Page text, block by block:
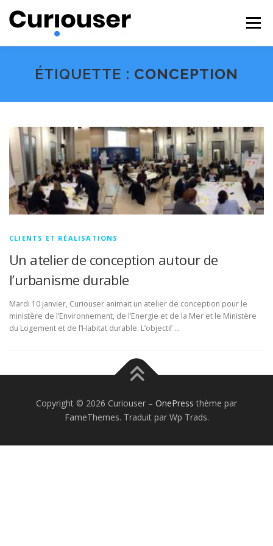
contenu
Menu
NOS EXPERTISES FORMATIONS CURIOUSER
ÉTIQUETTE : CONCEPTION
CLIENTS ET RÉALISATIONS
Un atelier de conception autour de
l’urbanisme durable
Mardi 10 janvier, Curiouser animait un atelier de conception pour le
ministère de l’Environnement, de l’Energie et de la Mer et le Ministère
du Logement et de l’Habitat durable. L’objectif …
Copyright © 2026 Curiouser – OnePress thème par
FameThemes. Traduit par Wp Trads.